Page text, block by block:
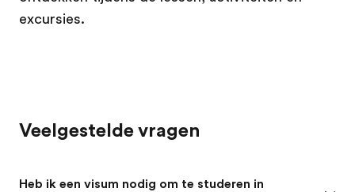
excursies.
Veelgestelde vragen
Heb ik een visum nodig om te studeren in